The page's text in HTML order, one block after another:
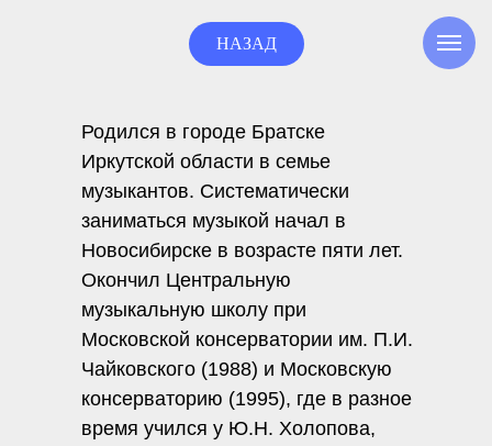
НАЗАД
Родился в городе Братске
Иркутской области в семье
музыкантов. Систематически
заниматься музыкой начал в
Новосибирске в возрасте пяти лет.
Окончил Центральную
музыкальную школу при
Московской консерватории им. П.И.
Чайковского (1988) и Московскую
консерваторию (1995), где в разное
время учился у Ю.Н. Холопова,